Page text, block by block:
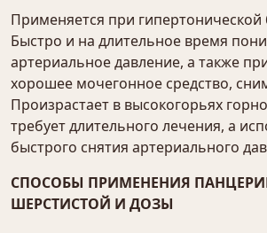
Применяется при гипертонической
Быстро и на длительное время
артериальное давление, а также
хорошее мочегонное средство,
Произрастает в высокогорьях
требует длительного лечения, а
быстрого снятия артериального
СПОСОБЫ ПРИМЕНЕНИЯ
ШЕРСТИСТОЙ И ДОЗЫ